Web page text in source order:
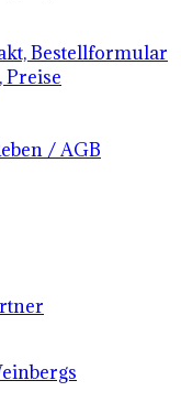
Bestellformular
Preise
/ AGB